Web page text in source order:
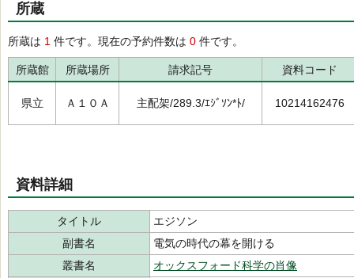
所蔵
所蔵は 1 件です。現在の予約件数は 0 件です。
所蔵館 所蔵場所 請求記号 資料コード
県立 Ａ１０Ａ 主配架/289.3/ｴｼﾞｿﾝ*ﾄ/ 10214162476
資料詳細
タイトル
エジソン
副書名
電気の時代の幕を開ける
叢書名
オックスフォード科学の肖像